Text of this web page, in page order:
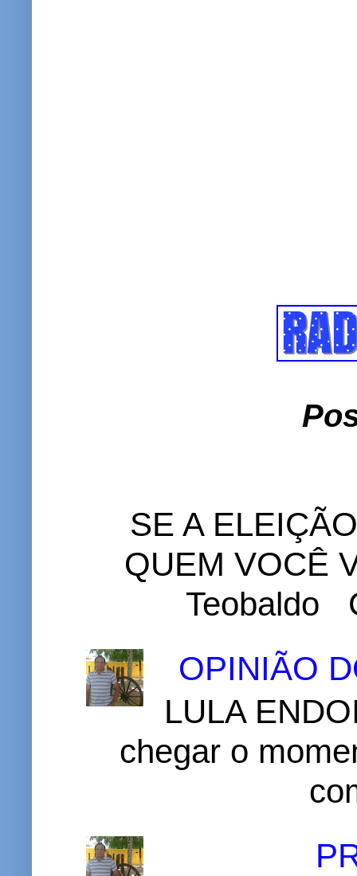
SE A
QUEM VOCÊ
Teobaldo
OPINIÃO
LULA
chegar o